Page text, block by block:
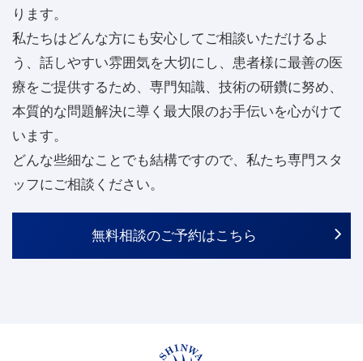
ります。
私たちはどんな方にも安心してご相談いただけるよ
う、話しやすい雰囲気を大切にし、患者様に最善の医
療をご提供するため、専門知識、技術の研鑽に努め、
本質的な問題解決に導く最大限のお手伝いを心がけて
います。
どんな些細なことでも結構ですので、私たち専門スタ
ッフにご相談ください。
無料相談のご予約はこちら